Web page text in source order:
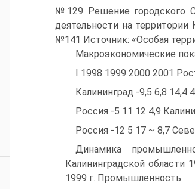
№129 Решение городского
деятельности на
№141 Источник: «Особая
Макроэкономические
I 1998 1999 2000 2001
Калининград -9,5 6,8
Россия -5 11 12 4,9
Россия -12 5 17 ~ 8,7
Динамика
Калининградской области
1999 г. Промышленность